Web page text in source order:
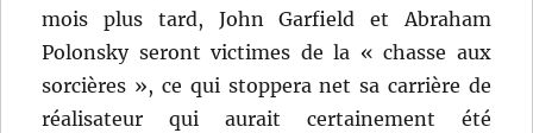
mois plus tard, John Garfield et Abraham
Polonsky seront victimes de la « chasse aux
sorcières », ce qui stoppera net sa carrière de
réalisateur qui aurait certainement été